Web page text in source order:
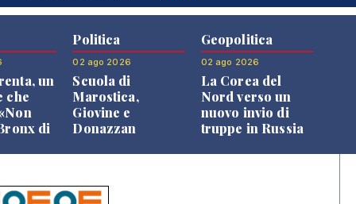
un
che
di
Politica
02 ago 2026
Scuola di
Marostica,
Giovine e
Donazzan
Geopolitica
02 ago 2026
La Corea del
Nord verso un
nuovo invio di
truppe in Russia